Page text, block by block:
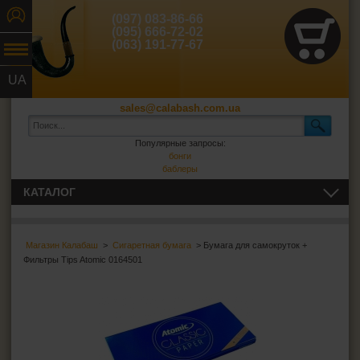
UA
(097) 083-86-66
(095) 666-72-02
(063) 191-77-67
sales@calabash.com.ua
Популярные запросы:
бонги
баблеры
Магазин Калабаш > Сигаретная бумага
> Бумага для самокруток +
Фильтры Tips Atomic 0164501
КАТАЛОГ
СИГАРЫ, СИГАРИЛЛЫ И ВСЁ ДЛЯ НИХ